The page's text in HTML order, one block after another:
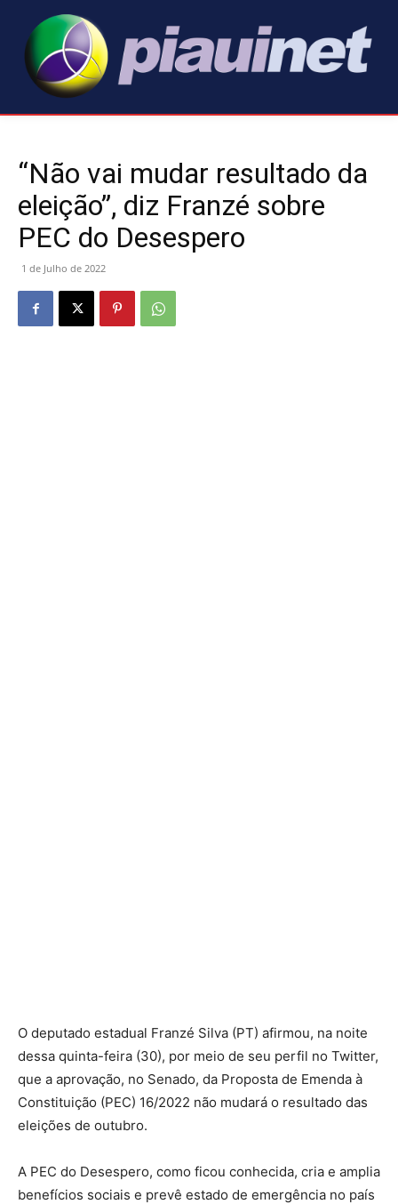
“Não vai mudar resultado da
eleição”, diz Franzé sobre
PEC do Desespero
1 de Julho de 2022
O deputado estadual Franzé Silva (PT) afirmou, na noite
dessa quinta-feira (30), por meio de seu perfil no Twitter,
que a aprovação, no Senado, da Proposta de Emenda à
Constituição (PEC) 16/2022 não mudará o resultado das
eleições de outubro.
A PEC do Desespero, como ficou conhecida, cria e amplia
benefícios sociais e prevê estado de emergência no país